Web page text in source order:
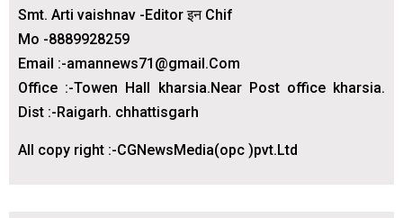
Smt. Arti vaishnav -Editor इन Chif
Mo -8889928259
Email :-amannews71@gmail.Com
Office :-Towen Hall kharsia.Near Post office kharsia.
Dist :-Raigarh. chhattisgarh
All copy right :-CGNewsMedia(opc )pvt.Ltd